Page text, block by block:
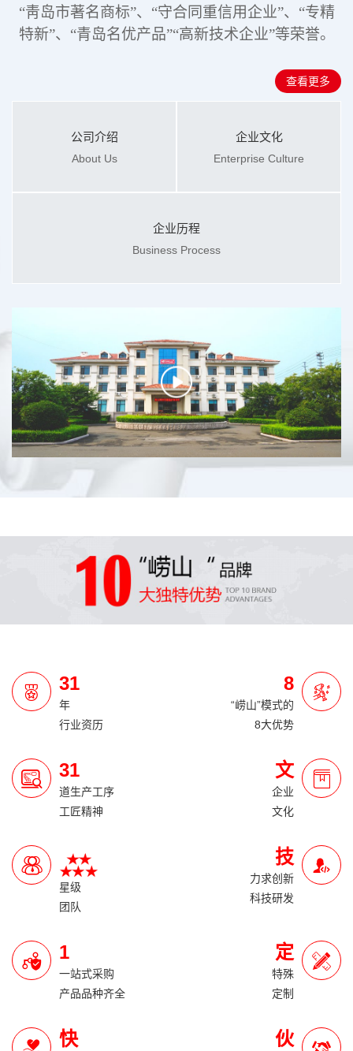
“靑岛市著名商标”、“守合同重信用企业”、“专精
特新”、“青岛名优产品”“高新技术企业”等荣誉。
查看更多
公司介绍
About Us
企业文化
Enterprise Culture
企业历程
Business Process
31
年
行业资历
8
“崂山”模式的
8大优势
31
道生产工序
工匠精神
文
企业
文化
星级
团队
技
力求创新
科技研发
1
一站式采购
产品品种齐全
定
特殊
定制
快 伙